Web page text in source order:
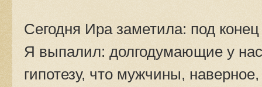
Сегодня Ира заметила: под
Я выпалил: долгодумающие у
гипотезу, что мужчины,